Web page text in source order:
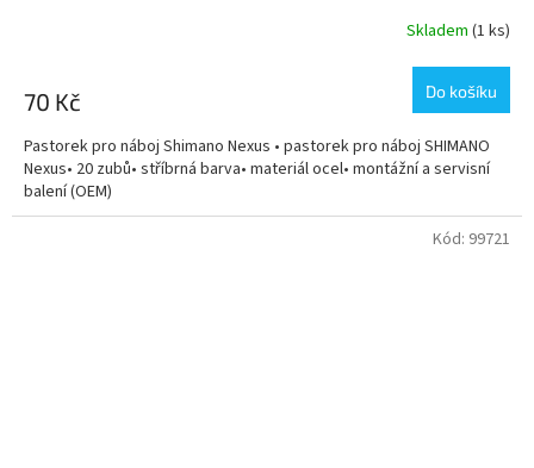
Skladem (1 ks)
70 Kč Do košíku
Pastorek pro náboj Shimano Nexus • pastorek pro náboj SHIMANO
Nexus• 20 zubů• stříbrná barva• materiál ocel• montážní a servisní
balení (OEM)
Kód: 99721